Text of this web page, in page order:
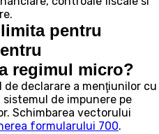
pentru
regimul micro?
declarare a menţiunilor cu
de impunere pe
Schimbarea vectorului
formularului 700.